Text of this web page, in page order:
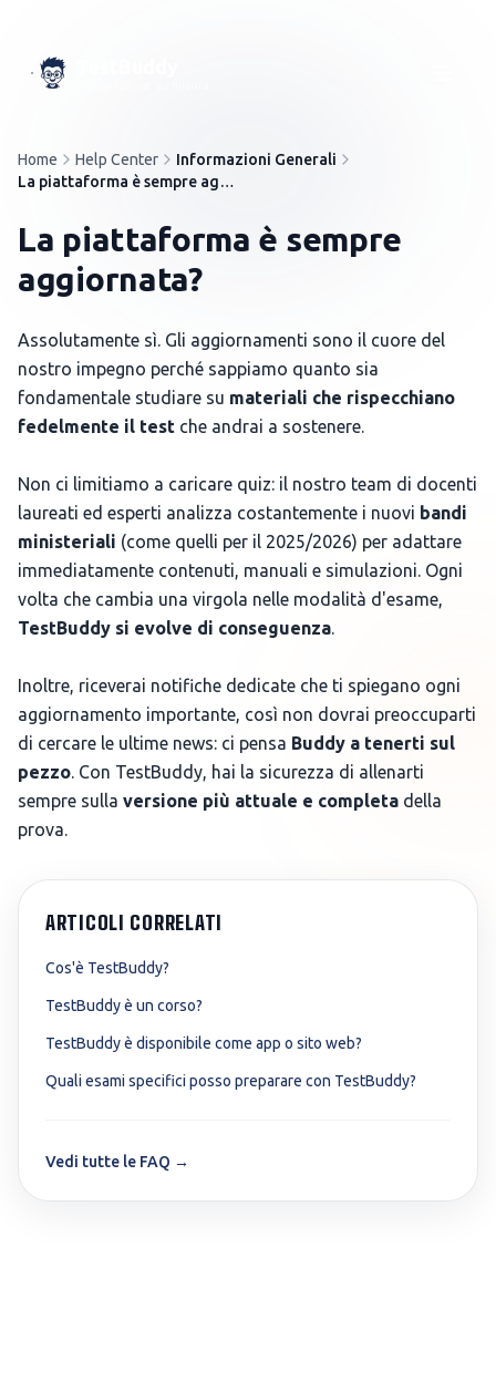
Home Help Center
Informazioni Generali
La piattaforma è sempre aggiornata?
La piattaforma è sempre
aggiornata?
Assolutamente sì. Gli aggiornamenti sono il cuore del
nostro impegno perché sappiamo quanto sia
fondamentale studiare su materiali che rispecchiano
fedelmente il test che andrai a sostenere.
Non ci limitiamo a caricare quiz: il nostro team di docenti
laureati ed esperti analizza costantemente i nuovi bandi
ministeriali (come quelli per il 2025/2026) per adattare
immediatamente contenuti, manuali e simulazioni. Ogni
volta che cambia una virgola nelle modalità d'esame,
TestBuddy si evolve di conseguenza.
Inoltre, riceverai notifiche dedicate che ti spiegano ogni
aggiornamento importante, così non dovrai preoccuparti
di cercare le ultime news: ci pensa Buddy a tenerti sul
pezzo. Con TestBuddy, hai la sicurezza di allenarti
sempre sulla versione più attuale e completa della
prova.
ARTICOLI CORRELATI
Cos'è TestBuddy?
TestBuddy è un corso?
TestBuddy è disponibile come app o sito web?
Quali esami specifici posso preparare con TestBuddy?
Vedi tutte le FAQ →